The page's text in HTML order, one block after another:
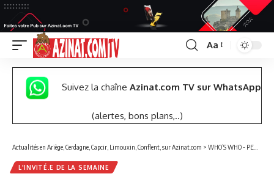
Font
Resizer
Aa
Suivez la chaîne Azinat.com TV sur WhatsApp
(alertes, bons plans,..)
Actualités en Ariège, Cerdagne, Capcir, Limouxin, Conflent, sur Azinat.com > WHO’S WHO - PERSONNALITÉS
L'INVITÉ.E DE LA SEMAINE